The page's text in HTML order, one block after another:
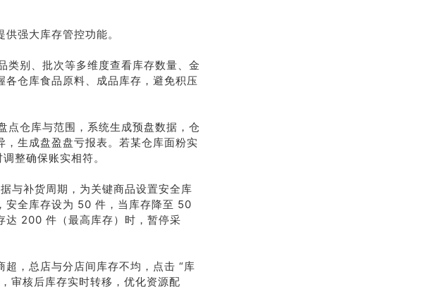
强大库存管控功能。
类别、批次等多维度查看库存数量、金
仓库食品原料、成品库存，避免积压
点仓库与范围，系统生成预盘数据，仓
生成盘盈盘亏报表。若某仓库面粉实
整确保账实相符。
与补货周期，为关键商品设置安全库
安全库存设为 50 件，当库存降至 50
达 200 件（最高库存）时，暂停采
，总店与分店间库存不均，点击 “库
审核后库存实时转移，优化资源配